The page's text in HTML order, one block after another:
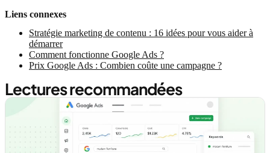
Liens connexes
Stratégie marketing de contenu : 16 idées pour vous aider à
démarrer
Comment fonctionne Google Ads ?
Prix Google Ads : Combien coûte une campagne ?
Lectures recommandées